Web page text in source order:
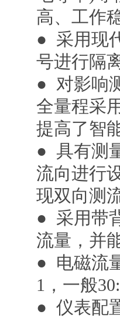
高、工作
● 采用现
号进行隔
● 对影响
全量程采
提高了智
● 具有测
流向进行
现双向测
● 采用带
流量，并
● 电磁流
1，一般
● 仪表配